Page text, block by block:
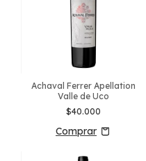
Achaval Ferrer Apellation
Valle de Uco
$40.000